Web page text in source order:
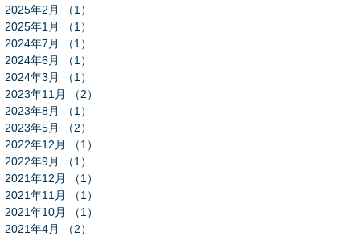
2025年2月
（1）
2025年1月
（1）
2024年7月
（1）
2024年6月
（1）
2024年3月
（1）
2023年11月
（2）
2023年8月
（1）
2023年5月
（2）
2022年12月
（1）
2022年9月
（1）
2021年12月
（1）
2021年11月
（1）
2021年10月
（1）
2021年4月
（2）